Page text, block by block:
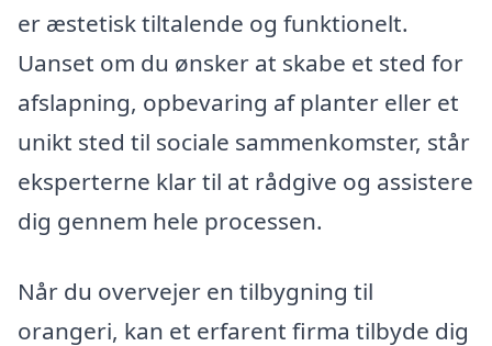
er æstetisk tiltalende og funktionelt.
Uanset om du ønsker at skabe et sted for
afslapning, opbevaring af planter eller et
unikt sted til sociale sammenkomster, står
eksperterne klar til at rådgive og assistere
dig gennem hele processen.
Når du overvejer en tilbygning til
orangeri, kan et erfarent firma tilbyde dig